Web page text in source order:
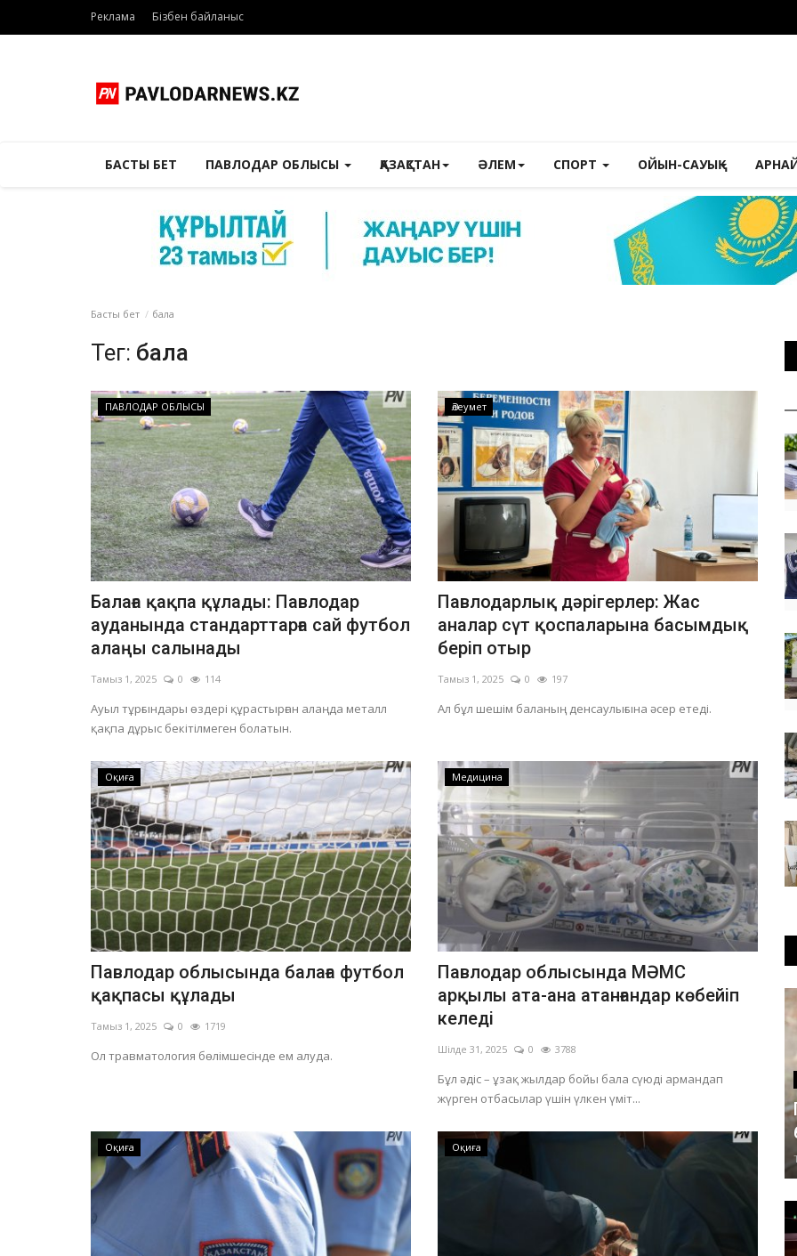
Реклама Бізбен байланыс
БАСТЫ БЕТ ПАВЛОДАР ОБЛЫСЫ ҚАЗАҚСТАН ӘЛЕМ СПОРТ ОЙЫН-САУЫҚ
Басты бет бала
Тег: бала
ПАВЛОДАР ОБЛЫСЫ
Балаға қақпа құлады: Павлодар
ауданында стандарттарға сай футбол
алаңы салынады
Тамыз 1, 2025 0 114
Ауыл тұрғындары өздері құрастырған алаңда металл
қақпа дұрыс бекітілмеген болатын.
Әлеумет
Павлодарлық дәрігерлер: Жас
аналар сүт қоспаларына басымдық
беріп отыр
Тамыз 1, 2025 0 197
Ал бұл шешім баланың денсаулығына әсер етеді.
Оқиға
Павлодар облысында балаға футбол
қақпасы құлады
Тамыз 1, 2025 0 1719
Ол травматология бөлімшесінде ем алуда.
Медицина
Павлодар облысында МӘМС
арқылы ата-ана атанғандар көбейіп
келеді
Шілде 31, 2025 0 3788
Бұл әдіс – ұзақ жылдар бойы бала сүюді армандап
жүрген отбасылар үшін үлкен үміт...
Оқиға Оқиға